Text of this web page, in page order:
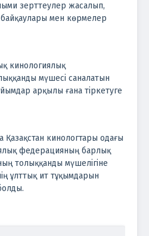
зерттеулер жасалып,
мен көрмелер
кинологиялық
мүшесі саналатын
арқылы ғана тіркетуге
кинологтары одағы
федерацияның барлық
толыққанды мүшелігіне
ұлттық ит тұқымдарын